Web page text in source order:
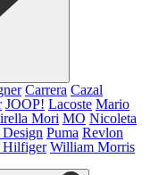
Carrera Cazal
JOOP! Lacoste Mario
Mori MO Nicoleta
Design Puma Revlon
Hilfiger William Morris